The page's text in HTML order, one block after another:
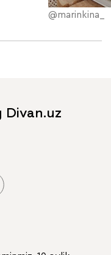
@marinkina_
Divan.uz